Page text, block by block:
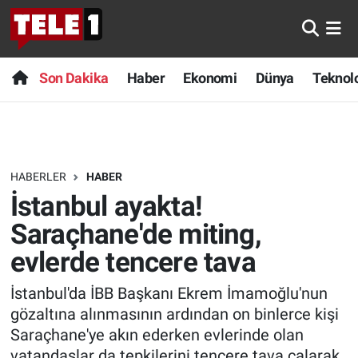
Son Dakika Haber Ekonomi Dünya
HABERLER HABER
İstanbul ayakta!
Saraçhane'de miting,
evlerde tencere tava
İstanbul'da İBB Başkanı Ekrem İmamoğlu'nun
gözaltına alınmasının ardından on binlerce kişi
Saraçhane'ye akın ederken evlerinde olan
Anında Manşet
Başka Sohbetler
Bilim turu
Bilim ve Teknoloji Evreni
Doğa Konuşuyor
Dünya
Ege Saati
Son Dakika
Haber
Dünya
Teknoloji
Sağlık
Spor
Yayın Akışı
Nöbetçi Eczaneler
Hava Durumu
Trafik Durumu
Süper Lig Puan Durumu ve Fikstür
Tüm Manşetler
Son Dakika Haberleri
Haber Arşivi